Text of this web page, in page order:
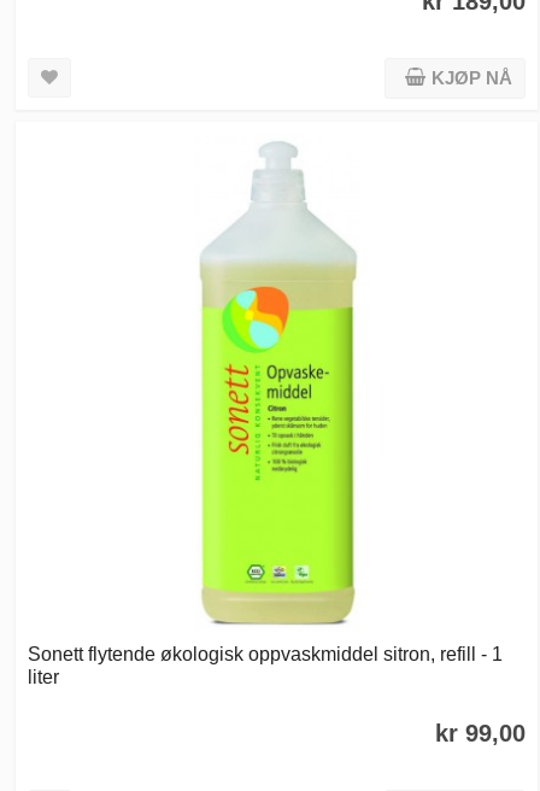
KJØP NÅ
Sonett flytende økologisk oppvaskmiddel sitron, refill - 1
liter
kr 99,00